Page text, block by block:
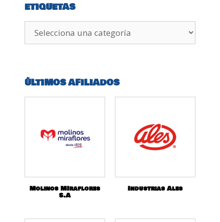
ETIQUETAS
ÚLTIMOS AFILIADOS
Molinos MIraflores
S.A
Industrias Ales